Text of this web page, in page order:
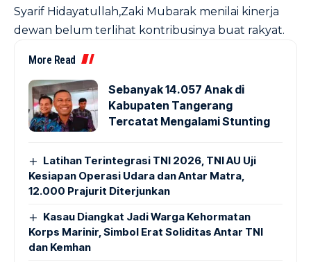
Syarif Hidayatullah,Zaki Mubarak menilai kinerja
dewan belum terlihat kontribusinya buat rakyat.
More Read
Sebanyak 14.057 Anak di
Kabupaten Tangerang
Tercatat Mengalami Stunting
Latihan Terintegrasi TNI 2026, TNI AU Uji
Kesiapan Operasi Udara dan Antar Matra,
12.000 Prajurit Diterjunkan
Kasau Diangkat Jadi Warga Kehormatan
Korps Marinir, Simbol Erat Soliditas Antar TNI
dan Kemhan